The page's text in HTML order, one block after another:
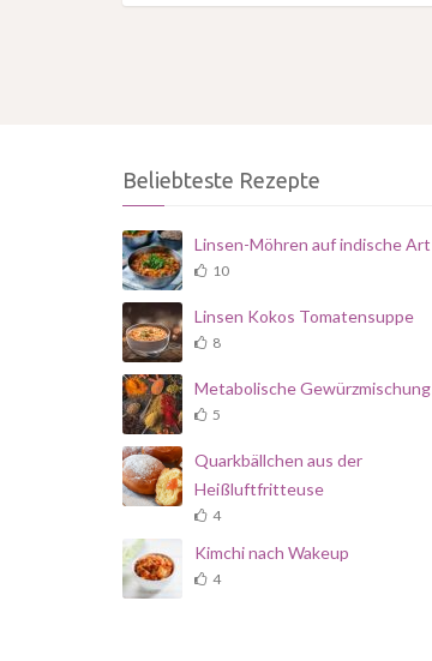
Beliebteste Rezepte
Linsen-Möhren auf indische Art
10
Linsen Kokos Tomatensuppe
8
Metabolische Gewürzmischung
5
Quarkbällchen aus der
Heißluftfritteuse
4
Kimchi nach Wakeup
4